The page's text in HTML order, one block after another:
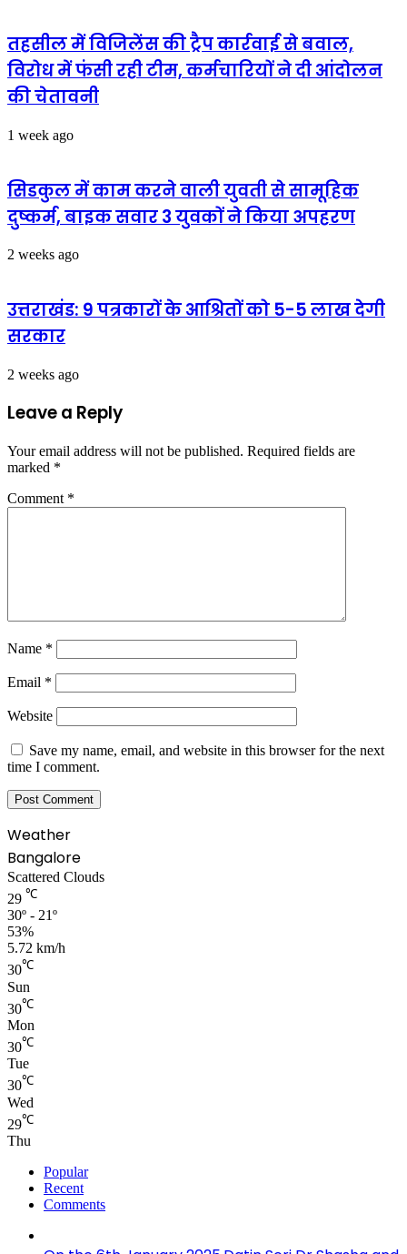
तहसील में विजिलेंस की ट्रैप कार्रवाई से बवाल,
विरोध में फंसी रही टीम, कर्मचारियों ने दी आंदोलन
की चेतावनी
1 week ago
सिडकुल में काम करने वाली युवती से सामूहिक
दुष्कर्म, बाइक सवार 3 युवकों ने किया अपहरण
2 weeks ago
उत्तराखंड: 9 पत्रकारों के आश्रितों को 5-5 लाख देगी
सरकार
2 weeks ago
Leave a Reply
Your email address will not be published. Required fields are
marked *
Comment *
Name *
Email *
Website
Save my name, email, and website in this browser for the next
time I comment.
Weather
Bangalore
Scattered Clouds
29 ℃
30º - 21º
53%
5.72 km/h
30℃
Sun
30℃
Mon
30℃
Tue
30℃
Wed
29℃
Thu
Popular
Recent
Comments